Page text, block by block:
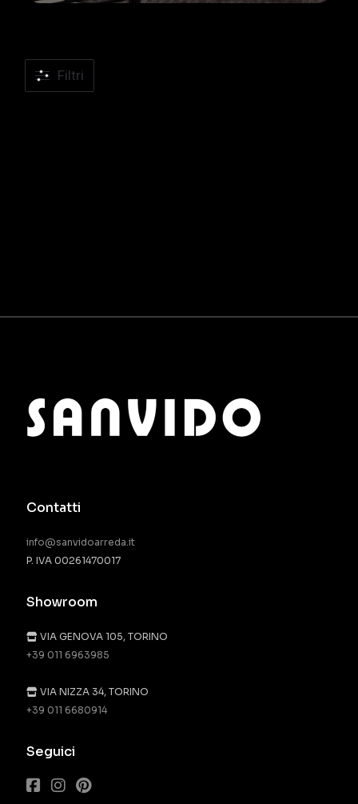
Filtri
Contatti
info@sanvidoarreda.it
P. IVA 00261470017
Showroom
VIA GENOVA 105, TORINO
+39 011 6963985
VIA NIZZA 34, TORINO
+39 011 6680914
Seguici